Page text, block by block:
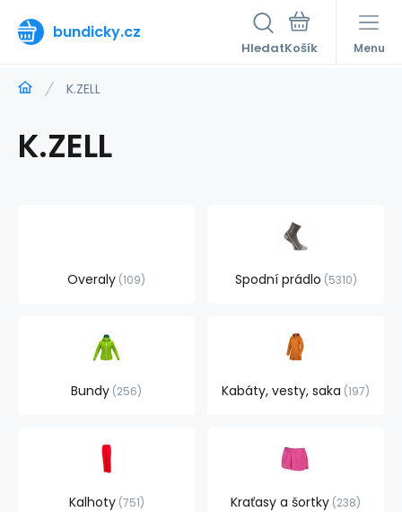
bundicky.cz
Hledat Menu
K.ZELL
K.ZELL
Overaly 109 Spodní prádlo 5310
Bundy 256 Kabáty, vesty, saka 197
Kalhoty 751 Kraťasy a šortky 238